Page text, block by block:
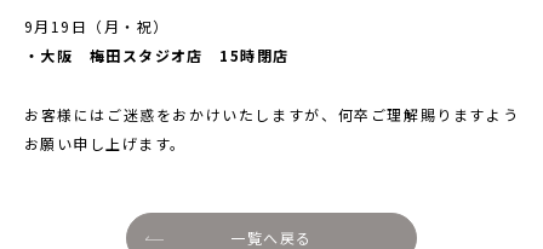
七五三
入学・卒業記念
十三祝い・十三参り
9月19日（月・祝）
・大阪 梅田スタジオ店 15時閉店
お客様にはご迷惑をおかけいたしますが、何卒ご理解賜りますよう
お願い申し上げます。
一覧へ戻る